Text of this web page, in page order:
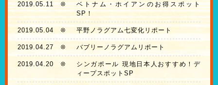
2019.05.11 ❊
ベトナム・ホイアンのお得スポット
SP！
2019.05.04 ❊ 平野ノラグアム七変化リポート
2019.04.27 ❊ バブリーノラグアムリポート
2019.04.20 ❊
シンガポール 現地日本人おすすめ！デ
ィープスポットSP